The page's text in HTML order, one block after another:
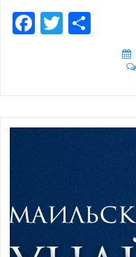
Facebook
Twitter